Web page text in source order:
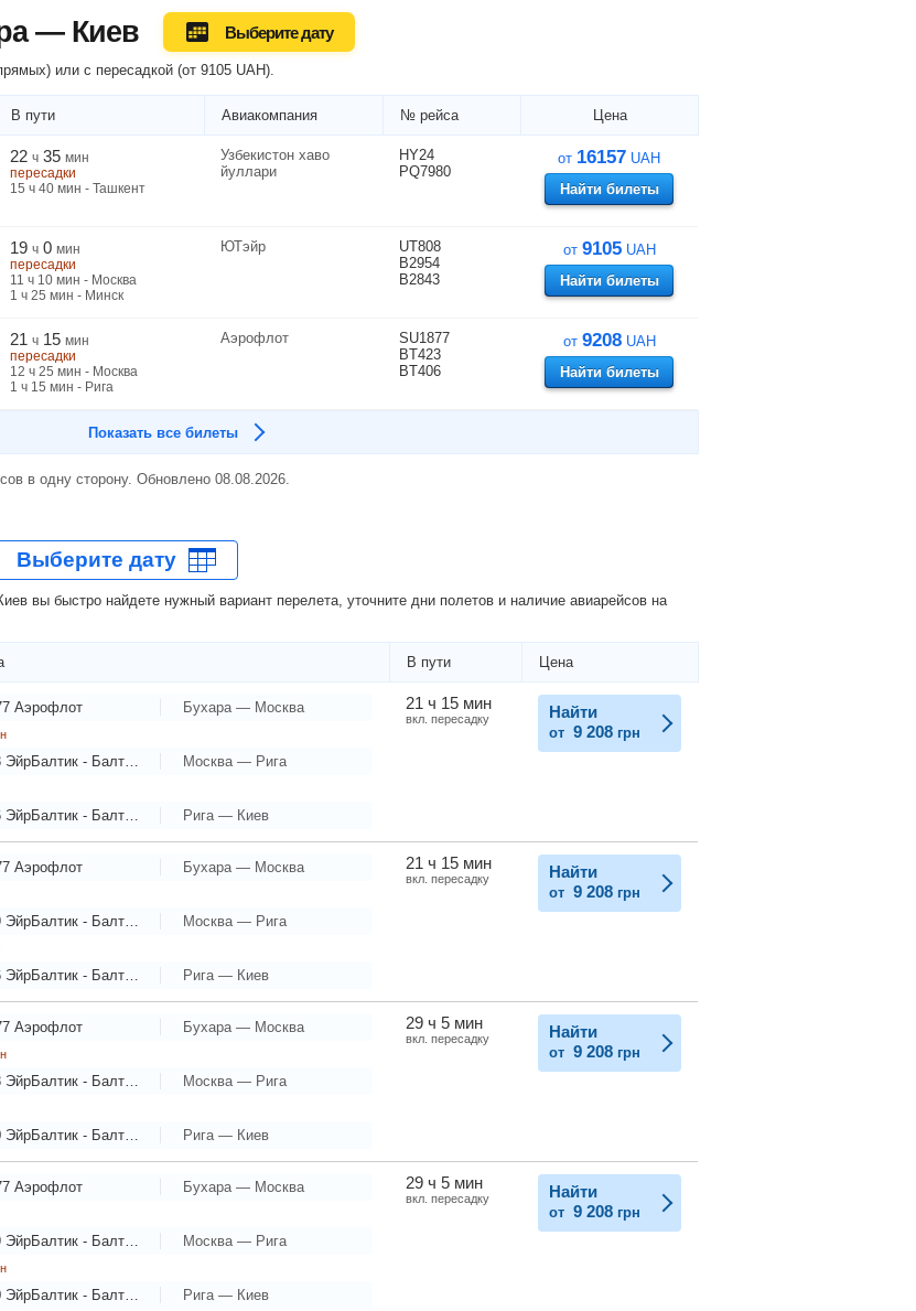
— Киев Выберите дату
или с пересадкой (от 9105 UAH).
В пути Авиакомпания № рейса Цена
22 ч 35 мин
пересадки
15 ч 40 мин - Ташкент
Узбекистон хаво
йуллари
HY24
PQ7980
от 16157 UAH
Найти билеты
19 ч 0 мин
пересадки
11 ч 10 мин - Москва
1 ч 25 мин - Минск
ЮТэйр
UT808
B2954
B2843
от 9105 UAH
Найти билеты
21 ч 15 мин
пересадки
12 ч 25 мин - Москва
1 ч 15 мин - Рига
Аэрофлот
SU1877
BT423
BT406
от 9208 UAH
Найти билеты
Показать все билеты
в одну сторону. Обновлено 08.08.2026.
вы быстро найдете нужный вариант перелета, уточните дни полетов и наличие авиарейсов на
В пути Цена
Аэрофлот Бухара — Москва
ЭйрБалтик - Балтийские авиалинии Москва — Рига
ЭйрБалтик - Балтийские авиалинии Рига — Киев
21 ч 15 мин
вкл. пересадку Найти
от 9 208 грн
Аэрофлот Бухара — Москва
ЭйрБалтик - Балтийские авиалинии Москва — Рига
ЭйрБалтик - Балтийские авиалинии Рига — Киев
21 ч 15 мин
вкл. пересадку Найти
от 9 208 грн
Аэрофлот Бухара — Москва
ЭйрБалтик - Балтийские авиалинии Москва — Рига
ЭйрБалтик - Балтийские авиалинии Рига — Киев
29 ч 5 мин
вкл. пересадку Найти
от 9 208 грн
Аэрофлот Бухара — Москва
ЭйрБалтик - Балтийские авиалинии Москва — Рига
ЭйрБалтик - Балтийские авиалинии Рига — Киев
29 ч 5 мин
вкл. пересадку Найти
от 9 208 грн